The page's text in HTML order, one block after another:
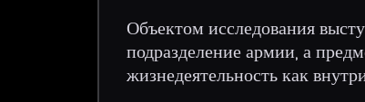
Объектом исследования
подразделение армии, а
жизнедеятельность как